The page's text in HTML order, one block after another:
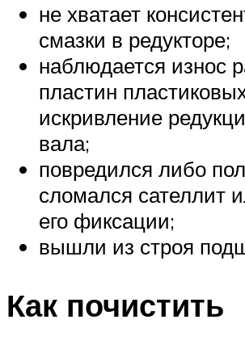
не хватает
смазки в редукторе;
наблюдается износ
пластин
искривление
вала;
повредился либо
сломался сателлит
его фиксации;
вышли из строя
Как почистить